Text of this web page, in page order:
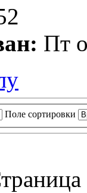
Пт
Поле сортировки